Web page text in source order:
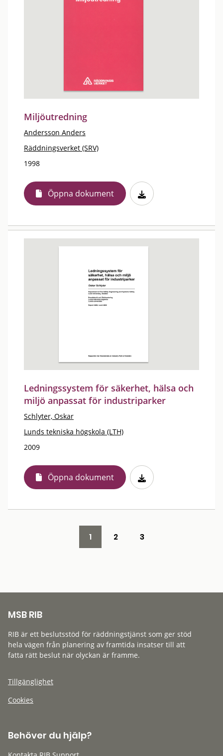
Miljöutredning
Andersson Anders
Räddningsverket (SRV)
1998
Öppna dokument
Ledningssystem för säkerhet, hälsa och
miljö anpassat för industriparker
Schlyter, Oskar
Lunds tekniska högskola (LTH)
2009
Öppna dokument
1 2 3
MSB RIB
RIB är ett beslutsstöd för räddningstjänst som ger stöd
hela vägen från planering av framtida insatser till att
fatta rätt beslut när olyckan är framme.
Tillgänglighet
Cookies
Behöver du hjälp?